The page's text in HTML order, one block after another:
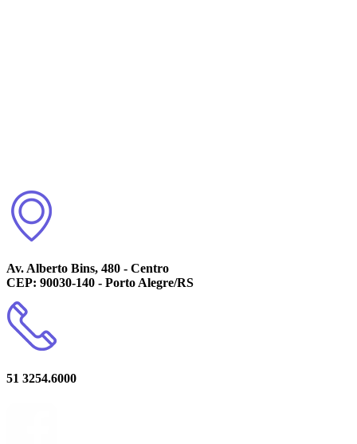
Av. Alberto Bins, 480 - Centro
CEP: 90030-140 - Porto Alegre/RS
51 3254.6000